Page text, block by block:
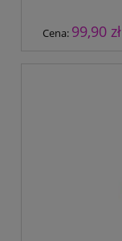
Cena: 99,90 zł